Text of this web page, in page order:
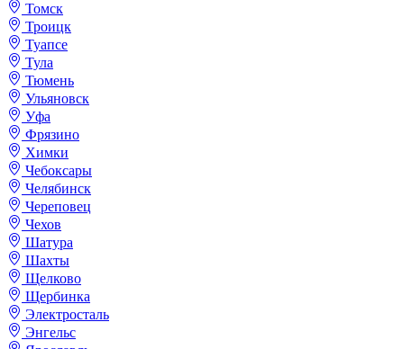
Томск
Троицк
Туапсе
Тула
Тюмень
Ульяновск
Уфа
Фрязино
Химки
Чебоксары
Челябинск
Череповец
Чехов
Шатура
Шахты
Щелково
Щербинка
Электросталь
Энгельс